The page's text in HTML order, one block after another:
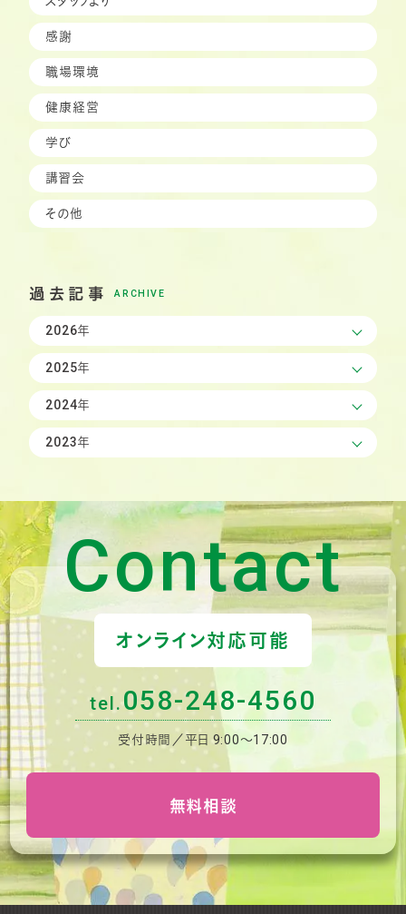
感謝
職場環境
健康経営
学び
講習会
その他
過去記事 ARCHIVE
2026年
2025年
2024年
2023年
Contact
オンライン対応可能
tel.058-248-4560
受付時間／平日 9:00〜17:00
無料相談